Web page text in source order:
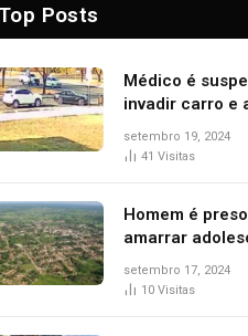
Top Posts
Médico é
invadir carro e
delegado
durante
setembro 19, 2024
41 Visitas
Homem é
amarrar
suspeito de
estaca de cerca
setembro 17, 2024
10 Visitas